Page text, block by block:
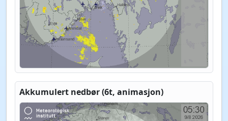
Akkumulert nedbør (6t, animasjon)